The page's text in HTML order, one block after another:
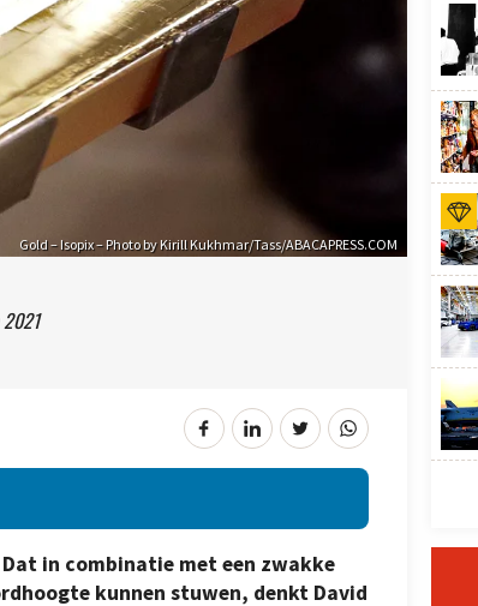
Gold – Isopix – Photo by Kirill Kukhmar/Tass/ABACAPRESS.COM
in combinatie met een zwakke
kunnen stuwen, denkt David